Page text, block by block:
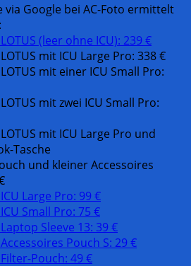
via Google bei AC-Foto ermittelt
(leer ohne ICU): 239 €
mit ICU Large Pro: 338 €
mit einer ICU Small Pro:
mit zwei ICU Small Pro:
mit ICU Large Pro und
Tasche
und kleiner Accessoires
Large Pro: 99 €
Small Pro: 75 €
Sleeve 13: 39 €
Pouch S: 29 €
Pouch: 49 €